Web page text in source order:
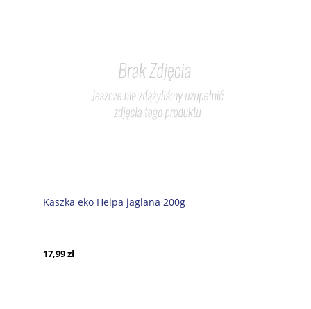
Kaszka eko Helpa jaglana 200g
17,99 zł